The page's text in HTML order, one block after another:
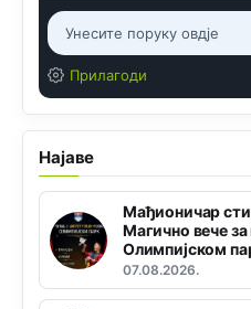
Прилагоди
Најаве
Мађионичар
Магично вече за
Олимпијском
07.08.2026.